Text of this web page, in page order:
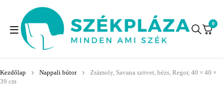
0
Kezdőlap Nappali bútor
Zsámoly, Savana szövet, bézs, Regor, 40 × 40 ×
39 cm